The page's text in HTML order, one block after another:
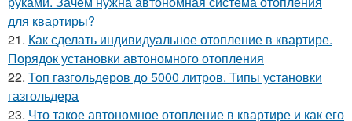
для квартиры?
21. Как сделать индивидуальное отопление в квартире.
Порядок установки автономного отопления
22. Топ газгольдеров до 5000 литров. Типы установки
газгольдера
23. Что такое автономное отопление в квартире и как его